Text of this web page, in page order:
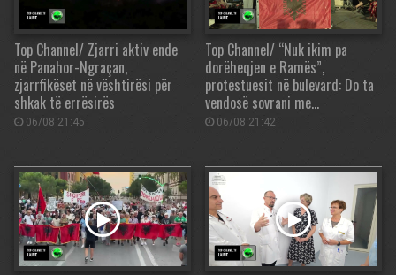
Top Channel/ Zjarri aktiv ende
në Panahor-Ngraçan,
zjarrfikëset në vështirësi për
shkak të errësirës
06/08 21:45
Top Channel/ “Nuk ikim pa
dorëheqjen e Ramës”,
protestuesit në bulevard: Do ta
vendosë sovrani me…
06/08 21:42